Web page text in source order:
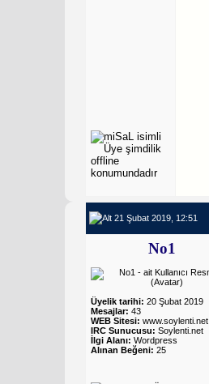
21 Şubat 2019, 12:51
No1
Üyelik tarihi: 20 Şubat 2019
Mesajlar: 43
WEB Sitesi: www.soylenti.net
IRC Sunucusu: Soylenti.net
İlgi Alanı: Wordpress
Alınan Beğeni: 25